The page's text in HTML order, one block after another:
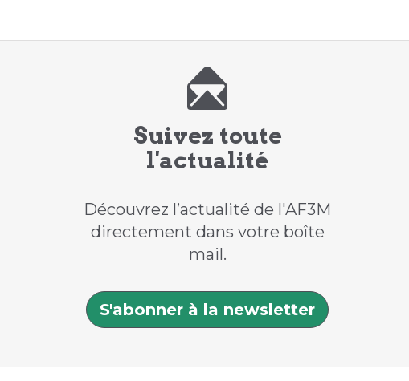
Suivez toute
l'actualité
Découvrez l’actualité de l'AF3M
directement dans votre boîte
mail.
S'abonner à la newsletter